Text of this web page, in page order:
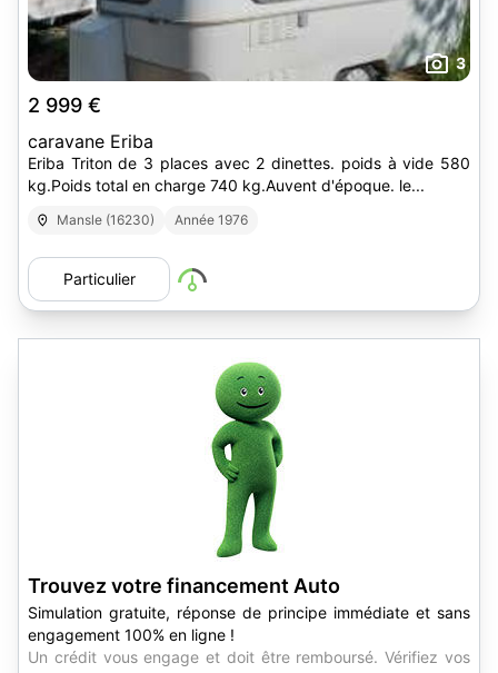
3
2 999 €
caravane Eriba
Eriba Triton de 3 places avec 2 dinettes. poids à vide 580
kg.Poids total en charge 740 kg.Auvent d'époque. le...
Mansle (16230) Année 1976
Particulier
Trouvez votre financement Auto
Simulation gratuite, réponse de principe immédiate et sans
engagement 100% en ligne !
Un crédit vous engage et doit être remboursé. Vérifiez vos